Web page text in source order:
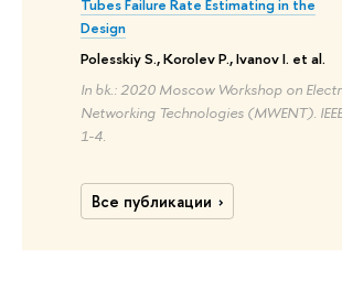
Tubes Failure Rate Estimating in the
Design
Polesskiy S., Korolev P., Ivanov I. et al.
In bk.: 2020 Moscow Workshop on
Networking Technologies (MWENT).
1-4.
Все публикации